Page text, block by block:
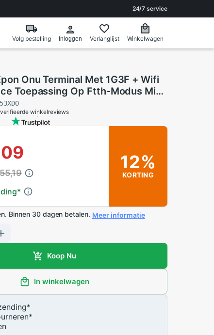
24/7 service
Volg bestelling Inloggen Verlanglijst Winkelwagen
Onu Terminal Met 1G3F + Wifi
Toepassing Op Ftth-Modus Mini
Router Firmware
winkelreviews
*
12%
KORTING
Binnen 30 dagen betalen. Meer informatie
Koop Nu
In winkelwagen
*
*